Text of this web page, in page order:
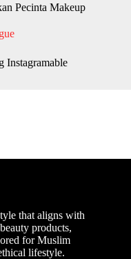
Pecinta Makeup
Instagramable
that aligns with
products,
for Muslim
lifestyle.